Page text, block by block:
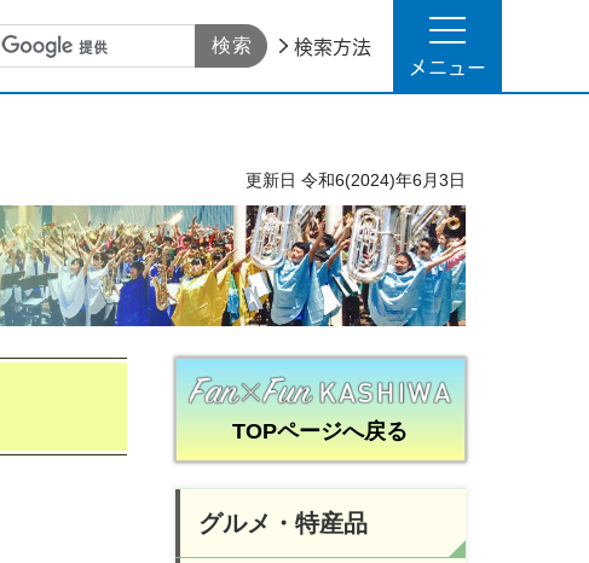
検索方法
メニュー
更新日 令和6(2024)年6月3日
TOPページへ戻る
グルメ・特産品